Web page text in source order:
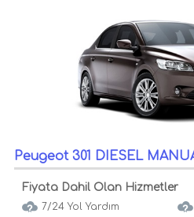
Peugeot 301 DIESEL
Fiyata Dahil Olan Hizmetler
7/24 Yol Yardım